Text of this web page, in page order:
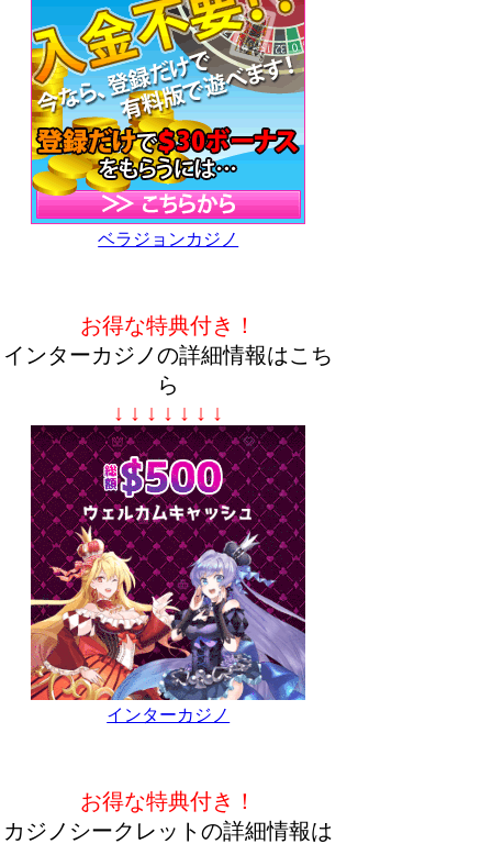
ベラジョンカジノ
お得な特典付き！
インターカジノの詳細情報はこち
ら
↓ ↓ ↓ ↓ ↓ ↓ ↓
インターカジノ
お得な特典付き！
カジノシークレットの詳細情報は